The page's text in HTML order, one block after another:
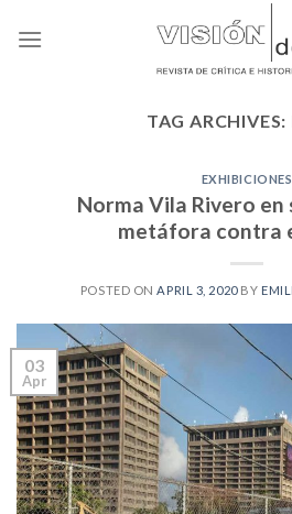
TAG ARCHIVES:
EXHIBICIONES
Norma Vila Rivero en
metáfora contra
POSTED ON APRIL 3, 2020BY
03
Apr